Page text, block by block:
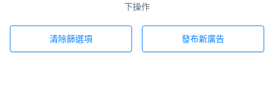
下操作
清除篩選項 發布新廣告